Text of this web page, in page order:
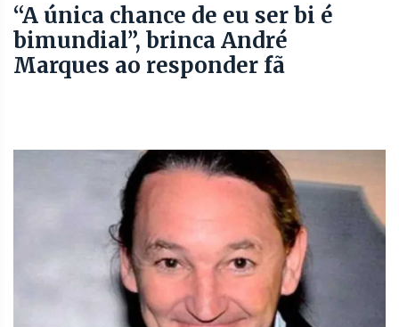
“A única chance de eu ser bi é
bimundial”, brinca André
Marques ao responder fã